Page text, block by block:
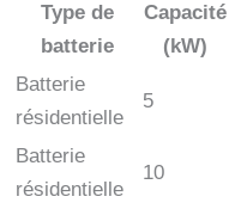
Type de
batterie
Capacité
(kW)
Batterie
résidentielle
5
Batterie
résidentielle
10